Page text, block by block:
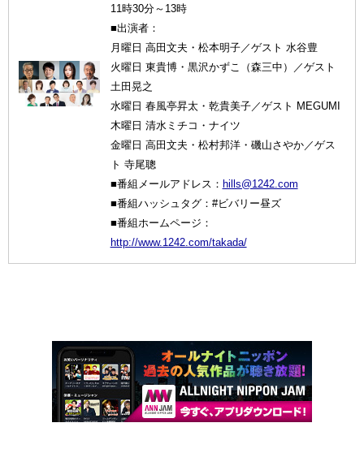
11時30分～13時
■出演者：
月曜日 高田文夫・松本明子／ゲスト 水谷豊
火曜日 東貴博・黒沢かずこ（森三中）／ゲスト
土田晃之
水曜日 春風亭昇太・乾貴美子／ゲスト MEGUMI
木曜日 清水ミチコ・ナイツ
金曜日 高田文夫・松村邦洋・磯山さやか／ゲス
ト 寺尾聰
■番組メールアドレス： hills@1242.com
■番組ハッシュタグ：#ビバリー昼ズ
■番組ホームページ：
http://www.1242.com/takada/